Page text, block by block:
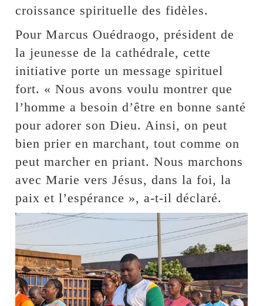
croissance spirituelle des fidèles.
Pour Marcus Ouédraogo, président de
la jeunesse de la cathédrale, cette
initiative porte un message spirituel
fort. « Nous avons voulu montrer que
l’homme a besoin d’être en bonne santé
pour adorer son Dieu. Ainsi, on peut
bien prier en marchant, tout comme on
peut marcher en priant. Nous marchons
avec Marie vers Jésus, dans la foi, la
paix et l’espérance », a-t-il déclaré.